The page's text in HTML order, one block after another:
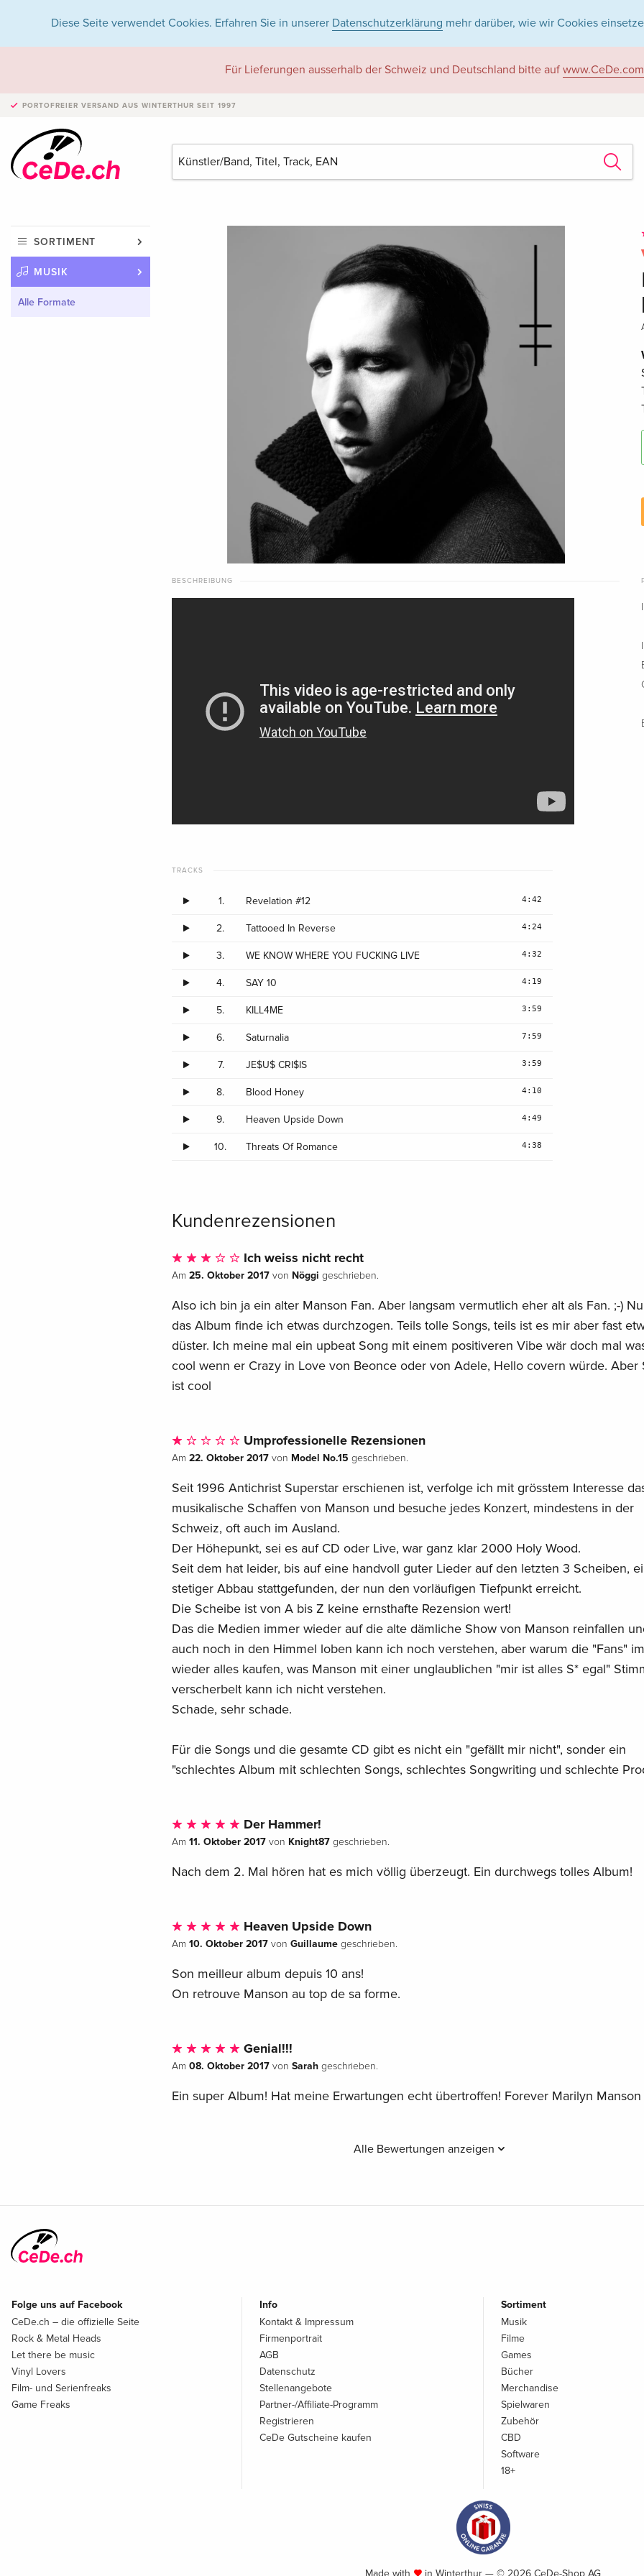
Diese Seite verwendet Cookies. Erfahren Sie in unserer Datenschutzerklärung mehr darüber, wie wir Cookies
Für Lieferungen ausserhalb der Schweiz und Deutschland bitte auf www.CeDe.com
PORTOFREIER VERSAND AUS WINTERTHUR SEIT 1997
SORTIMENT
MUSIK
Alle Formate
BESCHREIBUNG
TRACKS
1. Revelation #12 4:42
2. Tattooed In Reverse 4:24
3. WE KNOW WHERE YOU FUCKING LIVE 4:32
4. SAY 10 4:19
5. KILL4ME 3:59
6. Saturnalia 7:59
7. JE$U$ CRI$IS 3:59
8. Blood Honey 4:10
9. Heaven Upside Down 4:49
10. Threats Of Romance 4:38
Kundenrezensionen
Ich weiss nicht recht
Am 25. Oktober 2017von Nöggi geschrieben.
Also ich bin ja ein alter Manson Fan. Aber langsam vermutlich eher alt als Fan. ;-)
das Album finde ich etwas durchzogen. Teils tolle Songs, teils ist es mir aber fast
düster. Ich meine mal ein upbeat Song mit einem positiveren Vibe wär doch mal
cool wenn er Crazy in Love von Beonce oder von Adele, Hello covern würde. Aber
ist cool
Umprofessionelle Rezensionen
Am 22. Oktober 2017von Model No.15 geschrieben.
Seit 1996 Antichrist Superstar erschienen ist, verfolge ich mit grösstem Interesse
musikalische Schaffen von Manson und besuche jedes Konzert, mindestens in der
Schweiz, oft auch im Ausland.
Der Höhepunkt, sei es auf CD oder Live, war ganz klar 2000 Holy Wood.
Seit dem hat leider, bis auf eine handvoll guter Lieder auf den letzten 3 Scheiben,
stetiger Abbau stattgefunden, der nun den vorläufigen Tiefpunkt erreicht.
Die Scheibe ist von A bis Z keine ernsthafte Rezension wert!
Das die Medien immer wieder auf die alte dämliche Show von Manson reinfallen
auch noch in den Himmel loben kann ich noch verstehen, aber warum die "Fans"
wieder alles kaufen, was Manson mit einer unglaublichen "mir ist alles S* egal"
verscherbelt kann ich nicht verstehen.
Schade, sehr schade.
Für die Songs und die gesamte CD gibt es nicht ein "gefällt mir nicht", sonder ein
"schlechtes Album mit schlechten Songs, schlechtes Songwriting und schlechte
Der Hammer!
Am 11. Oktober 2017von Knight87geschrieben.
Nach dem 2. Mal hören hat es mich völlig überzeugt. Ein durchwegs tolles Album!
Heaven Upside Down
Am 10. Oktober 2017von Guillaumegeschrieben.
Son meilleur album depuis 10 ans!
On retrouve Manson au top de sa forme.
Genial!!!
Am 08. Oktober 2017von Sarahgeschrieben.
Ein super Album! Hat meine Erwartungen echt übertroffen! Forever Marilyn Manson
Alle Bewertungen anzeigen
Folge uns auf Facebook
CeDe.ch – die offizielle Seite
Rock & Metal Heads
Let there be music
Vinyl Lovers
Film- und Serienfreaks
Game Freaks
Info
Kontakt & Impressum
Firmenportrait
AGB
Datenschutz
Stellenangebote
Partner-/Affiliate-Programm
Registrieren
CeDe Gutscheine kaufen
Sortiment
Musik
Filme
Games
Bücher
Merchandise
Spielwaren
Zubehör
CBD
Software
18+
Made with in Winterthur — © 2026 CeDe-Shop AG